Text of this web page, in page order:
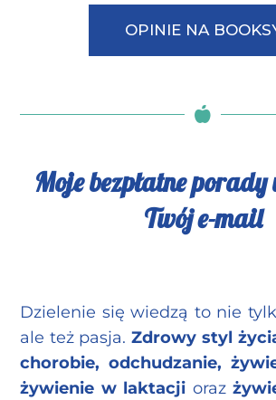
OPINIE NA
Moje bezpłatne
Twój e-mail
Dzielenie się wiedzą to nie
ale też pasja.Zdrowy styl
chorobie, odchudzanie,
żywienie w laktacji oraz